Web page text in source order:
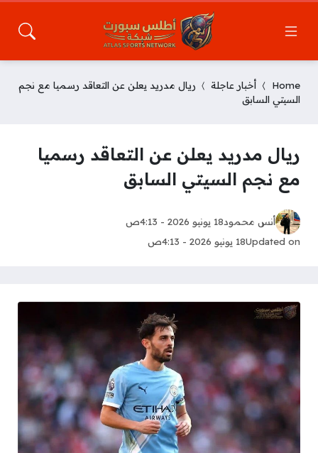
Home أخبار عاجلة
ريال مدريد يعلن عن التعاقد رسميا مع نجم
السيتي السابق
ريال مدريد يعلن عن التعاقد رسميا
مع نجم السيتي السابق
أنس محمود18 يونيو 2026 - 4:13ص
Updated on18 يونيو 2026 - 4:13ص